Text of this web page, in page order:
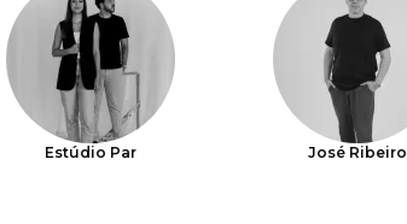
Estúdio Par José Ribeiro